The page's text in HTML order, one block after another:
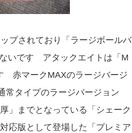
プされており「ラージボールバ
いです アタックエイトは「M
赤マークMAXのラージバージ
常タイプのラージバージョン
」までとなっている「シェーク
応版として登場した「プレミア